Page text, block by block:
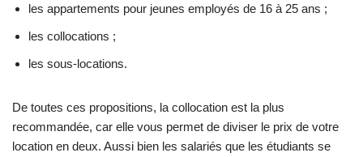
les appartements pour jeunes employés de 16 à 25 ans ;
les collocations ;
les sous-locations.
De toutes ces propositions, la collocation est la plus
recommandée, car elle vous permet de diviser le prix de votre
location en deux. Aussi bien les salariés que les étudiants se